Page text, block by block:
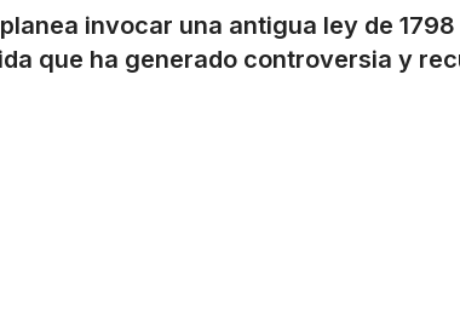
invocar una antigua ley de
que ha generado controversia y